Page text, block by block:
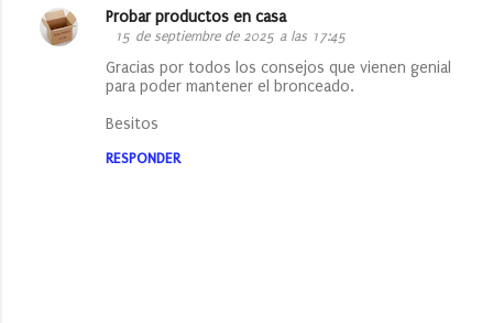
e
n
Probar productos en casa
15 de septiembre de 2025 a las 17:45
Gracias por todos los consejos que vienen genial
para poder mantener el bronceado.
Besitos
RESPONDER